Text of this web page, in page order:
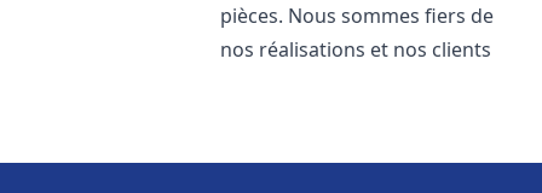
pièces. Nous sommes fiers de
nos réalisations et nos clients